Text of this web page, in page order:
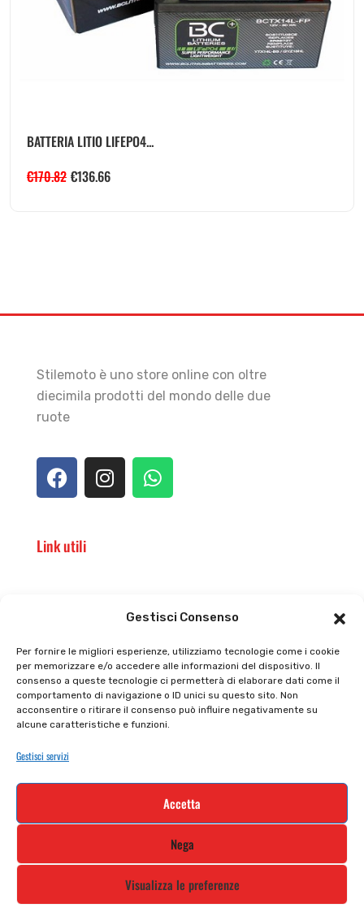
Gestisci Consenso
Per fornire le migliori esperienze, utilizziamo tecnologie come i cookie
per memorizzare e/o accedere alle informazioni del dispositivo. Il
consenso a queste tecnologie ci permetterà di elaborare dati come il
comportamento di navigazione o ID unici su questo sito. Non
acconsentire o ritirare il consenso può influire negativamente su
alcune caratteristiche e funzioni.
Gestisci servizi
Accetta
Nega
Visualizza le preferenze
BATTERIA LITIO LIFEPO4...
€170.82 €136.66
Stilemoto è uno store online con oltre
diecimila prodotti del mondo delle due
ruote
Link utili
Privacy policy
Cookie policy
Tutti prodotti
Termini e condizioni
Iscriviti alla nostra newsletter e rimani